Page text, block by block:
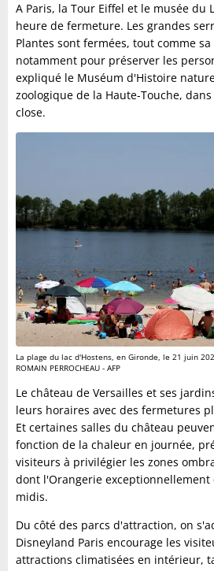
A Paris, la Tour Eiffel et le musée du
heure de fermeture. Les grandes
Plantes sont fermées, tout comme
notamment pour préserver les
expliqué le Muséum d'Histoire
zoologique de la Haute-Touche,
close.
La plage du lac d'Hostens, en Gironde, le 21 juin
ROMAIN PERROCHEAU - AFP
Le château de Versailles et ses
leurs horaires avec des fermetures
Et certaines salles du château
fonction de la chaleur en journée,
visiteurs à privilégier les zones
dont l'Orangerie exceptionnellement
midis.
Du côté des parcs d'attraction, on
Disneyland Paris encourage les
attractions climatisées en intérieur,